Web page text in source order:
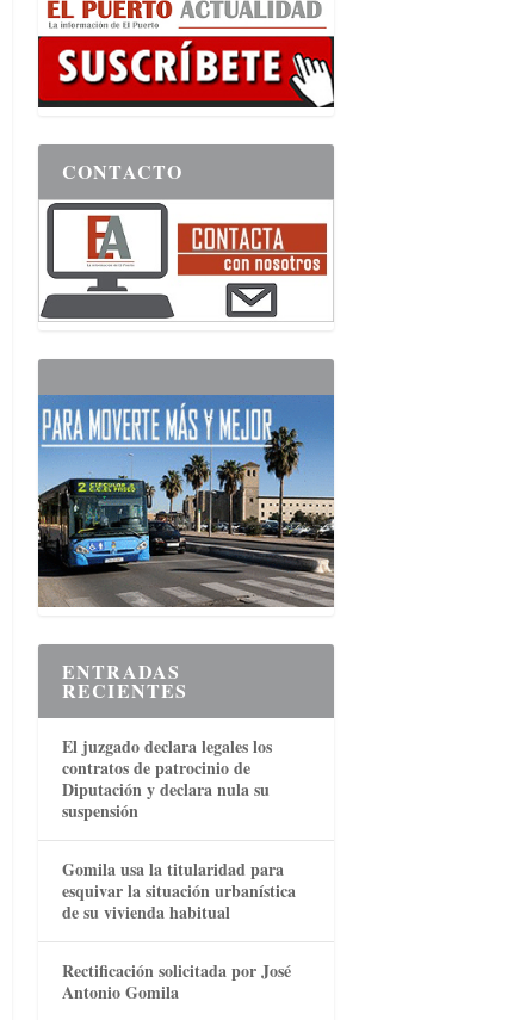
CONTACTO
ENTRADAS
RECIENTES
El juzgado declara legales los
contratos de patrocinio de
Diputación y declara nula su
suspensión
Gomila usa la titularidad para
esquivar la situación urbanística
de su vivienda habitual
Rectificación solicitada por José
Antonio Gomila